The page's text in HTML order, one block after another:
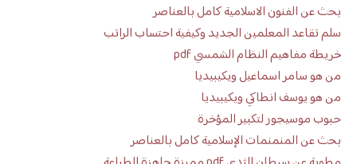
بحث عن الفنون الاسلامية كامل بالعناصر
سلم تقاعد المعلمين الجديد وكيفية احتساب الراتب
خريطة مفاهيم النظام الشمسي pdf
من هو سامر اسماعيل ويكيبيديا
من هو يوسف انطاكي ويكيبيديا
حبوب موسيجور لتكبير المؤخرة
بحث عن المنمنمات الإسلامية كامل بالعناصر